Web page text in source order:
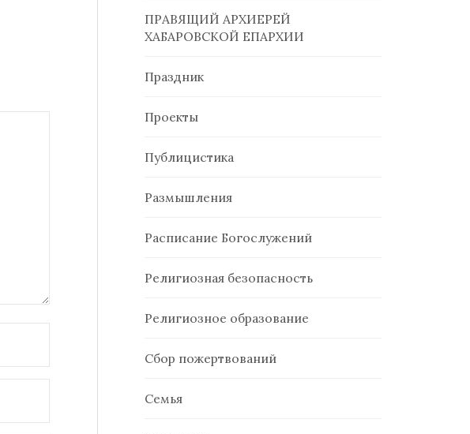
ПРАВЯЩИЙ АРХИЕРЕЙ
ХАБАРОВСКОЙ ЕПАРХИИ
Праздник
Проекты
Публицистика
Размышления
Расписание Богослужений
Религиозная безопасность
Религиозное образование
Сбор пожертвований
Семья